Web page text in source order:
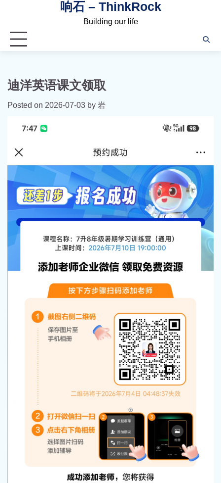
响石 – ThinkRock
Building our life
迪洋英语课文领取
Posted on 2026-07-03 by 岩